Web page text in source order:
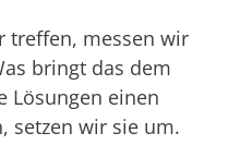
treffen, messen wir
bringt das dem
Lösungen einen
setzen wir sie um.